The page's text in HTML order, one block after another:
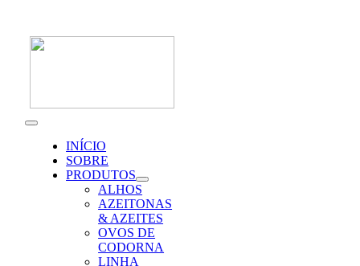
content
Toggle
NavigationINÍCIO
SOBRE
PRODUTOS
ALHOS
AZEITONAS
& AZEITES
OVOS DE
CODORNA
LINHA